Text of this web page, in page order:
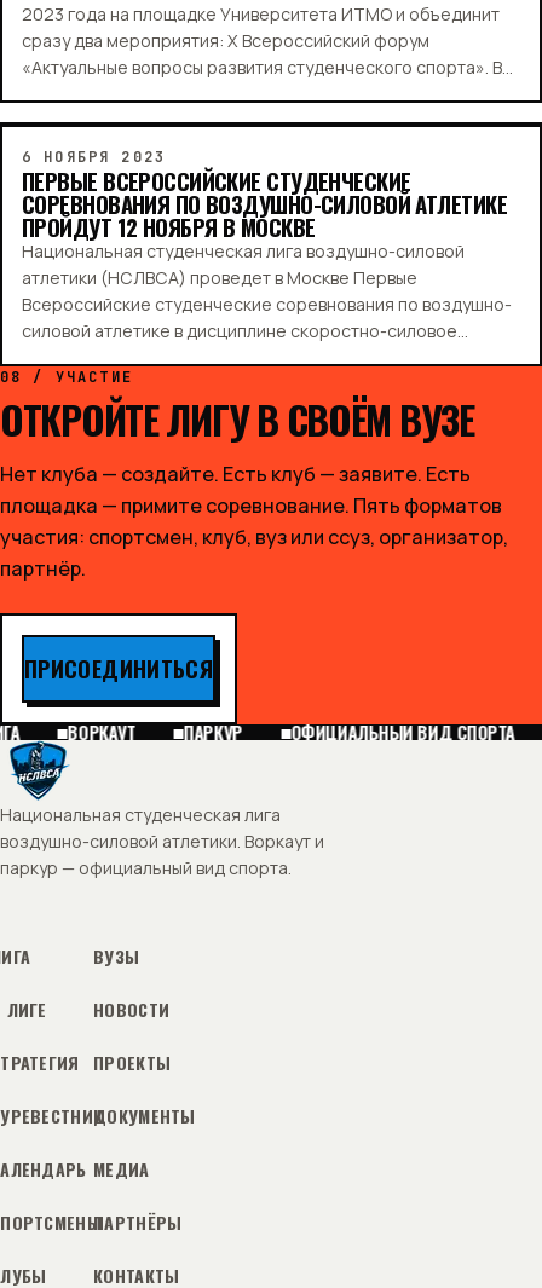
2023 года на площадке Университета ИТМО и объединит
сразу два мероприятия: Х Всероссийский форум
«Актуальные вопросы развития студенческого спорта». В
разработки Межотраслевой программы развития…
6 НОЯБРЯ 2023
ПЕРВЫЕ ВСЕРОССИЙСКИЕ СТУДЕНЧЕСКИЕ
СОРЕВНОВАНИЯ ПО ВОЗДУШНО-СИЛОВОЙ АТЛЕТИКЕ
ПРОЙДУТ 12 НОЯБРЯ В МОСКВЕ
Национальная студенческая лига воздушно-силовой
атлетики (НСЛВСА) проведет в Москве Первые
Всероссийские студенческие соревнования по воздушно-
силовой атлетике в дисциплине скоростно-силовое
СК «Буревестник» по адресу ул. Плющиха, д.57, стр.1…
08 / УЧАСТИЕ
ОТКРОЙТЕ ЛИГУ В СВОЁМ ВУЗЕ
Нет клуба — создайте. Есть клуб — заявите. Есть
площадка — примите соревнование. Пять форматов
участия: спортсмен, клуб, вуз или ссуз, организатор,
партнёр.
ПРИСОЕДИНИТЬСЯ
ВОРКАУТ ПАРКУР ОФИЦИАЛЬНЫЙ ВИД СПОРТА
Национальная студенческая лига
воздушно-силовой атлетики. Воркаут и
паркур — официальный вид спорта.
ЛИГЕ
ВУЗЫ
НОВОСТИ
ПРОЕКТЫ
ДОКУМЕНТЫ
МЕДИА
ПАРТНЁРЫ
КОНТАКТЫ